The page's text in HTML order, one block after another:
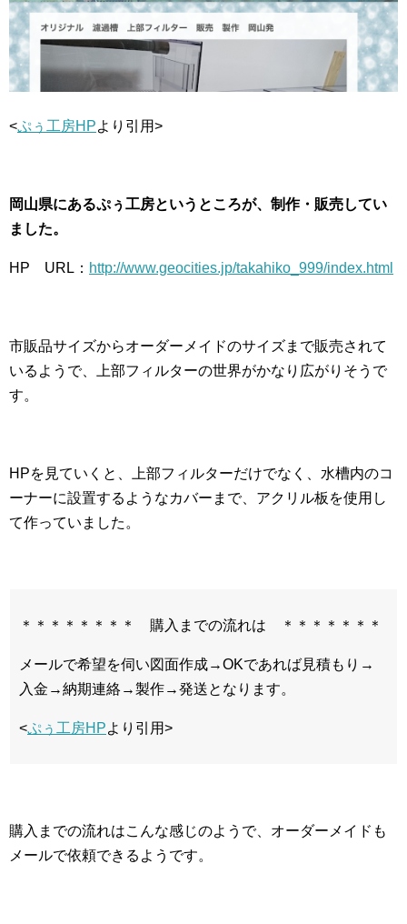
<ぷぅ工房HPより引用>
岡山県にあるぷぅ工房というところが、制作・販売してい
ました。
HP URL： http://www.geocities.jp/takahiko_999/index.html
市販品サイズからオーダーメイドのサイズまで販売されて
いるようで、上部フィルターの世界がかなり広がりそうで
す。
HPを見ていくと、上部フィルターだけでなく、水槽内のコ
ーナーに設置するようなカバーまで、アクリル板を使用し
て作っていました。
＊＊＊＊＊＊＊＊ 購入までの流れは ＊＊＊＊＊＊＊
メールで希望を伺い図面作成→OKであれば見積もり→
入金→納期連絡→製作→発送となります。
<ぷぅ工房HPより引用>
購入までの流れはこんな感じのようで、オーダーメイドも
メールで依頼できるようです。